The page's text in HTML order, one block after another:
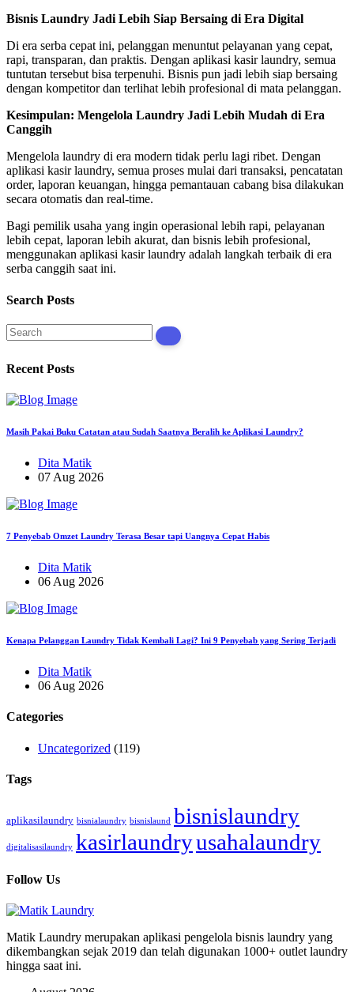
Bisnis Laundry Jadi Lebih Siap Bersaing di Era Digital
Di era serba cepat ini, pelanggan menuntut pelayanan yang cepat,
rapi, transparan, dan praktis. Dengan aplikasi kasir laundry, semua
tuntutan tersebut bisa terpenuhi. Bisnis pun jadi lebih siap bersaing
dengan kompetitor dan terlihat lebih profesional di mata pelanggan.
Kesimpulan: Mengelola Laundry Jadi Lebih Mudah di Era
Canggih
Mengelola laundry di era modern tidak perlu lagi ribet. Dengan
aplikasi kasir laundry, semua proses mulai dari transaksi, pencatatan
order, laporan keuangan, hingga pemantauan cabang bisa dilakukan
secara otomatis dan real-time.
Bagi pemilik usaha yang ingin operasional lebih rapi, pelayanan
lebih cepat, laporan lebih akurat, dan bisnis lebih profesional,
menggunakan aplikasi kasir laundry adalah langkah terbaik di era
serba canggih saat ini.
Search Posts
Recent Posts
Masih Pakai Buku Catatan atau Sudah Saatnya Beralih ke Aplikasi Laundry?
Dita Matik
07 Aug 2026
7 Penyebab Omzet Laundry Terasa Besar tapi Uangnya Cepat Habis
Dita Matik
06 Aug 2026
Kenapa Pelanggan Laundry Tidak Kembali Lagi? Ini 9 Penyebab yang Sering Terjadi
Dita Matik
06 Aug 2026
Categories
Uncategorized (119)
Tags
aplikasilaundry bisnialaundry bisnislaund bisnislaundry
digitalisasilaundry kasirlaundryusahalaundry
Follow Us
Matik Laundry merupakan aplikasi pengelola bisnis laundry yang
dikembangkan sejak 2019 dan telah digunakan 1000+ outlet laundry
hingga saat ini.